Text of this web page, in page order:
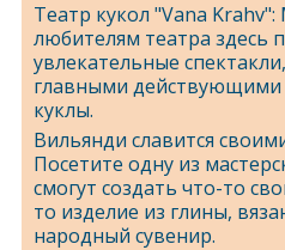
Театр кукол "Vana
любителям театра здесь
увлекательные
главными действующими
куклы.
Вильянди славится
Посетите одну из
смогут создать что-то
то изделие из глины,
народный сувенир.